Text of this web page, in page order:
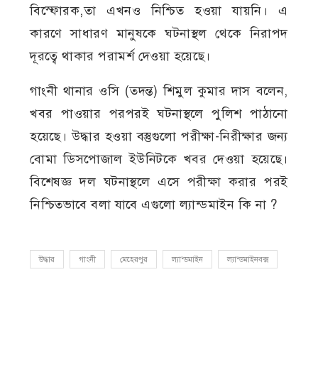
বিস্ফোরক,তা এখনও নিশ্চিত হওয়া যায়নি। এ
কারণে সাধারণ মানুষকে ঘটনাস্থল থেকে নিরাপদ
দূরত্বে থাকার পরামর্শ দেওয়া হয়েছে।
গাংনী থানার ওসি (তদন্ত) শিমুল কুমার দাস বলেন,
খবর পাওয়ার পরপরই ঘটনাস্থলে পুলিশ পাঠানো
হয়েছে। উদ্ধার হওয়া বস্তুগুলো পরীক্ষা-নিরীক্ষার জন্য
বোমা ডিসপোজাল ইউনিটকে খবর দেওয়া হয়েছে।
বিশেষজ্ঞ দল ঘটনাস্থলে এসে পরীক্ষা করার পরই
নিশ্চিতভাবে বলা যাবে এগুলো ল্যান্ডমাইন কি না ?
উদ্ধার গাংনী মেহেরপুর ল্যান্ডমাইন ল্যান্ডমাইনবক্স